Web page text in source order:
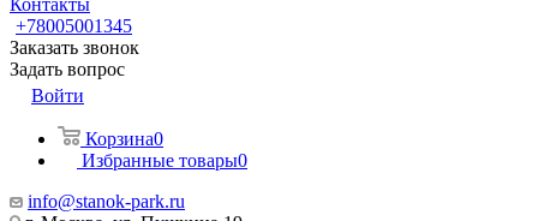
Контакты
+78005001345
Заказать звонок
Задать вопрос
Войти
Корзина0
Избранные товары0
info@stanok-park.ru